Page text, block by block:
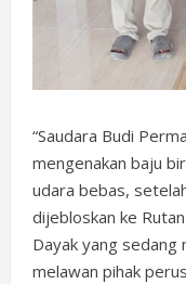
“Saudara Budi
mengenakan baju
udara bebas,
dijebloskan ke
Dayak yang sedang
melawan pihak